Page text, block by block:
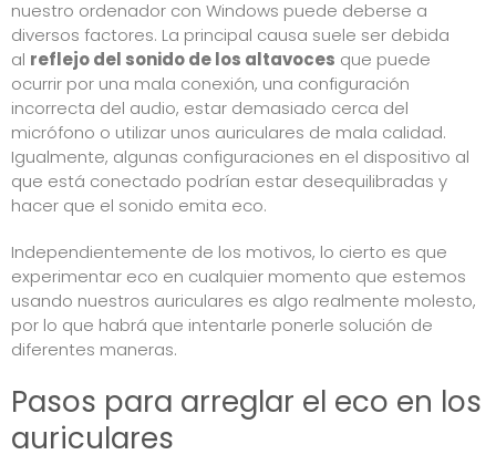
nuestro ordenador con Windows puede deberse a
diversos factores. La principal causa suele ser debida
al reflejo del sonido de los altavoces que puede
ocurrir por una mala conexión, una configuración
incorrecta del audio, estar demasiado cerca del
micrófono o utilizar unos auriculares de mala calidad.
Igualmente, algunas configuraciones en el dispositivo al
que está conectado podrían estar desequilibradas y
hacer que el sonido emita eco.
Independientemente de los motivos, lo cierto es que
experimentar eco en cualquier momento que estemos
usando nuestros auriculares es algo realmente molesto,
por lo que habrá que intentarle ponerle solución de
diferentes maneras.
Pasos para arreglar el eco en los
auriculares